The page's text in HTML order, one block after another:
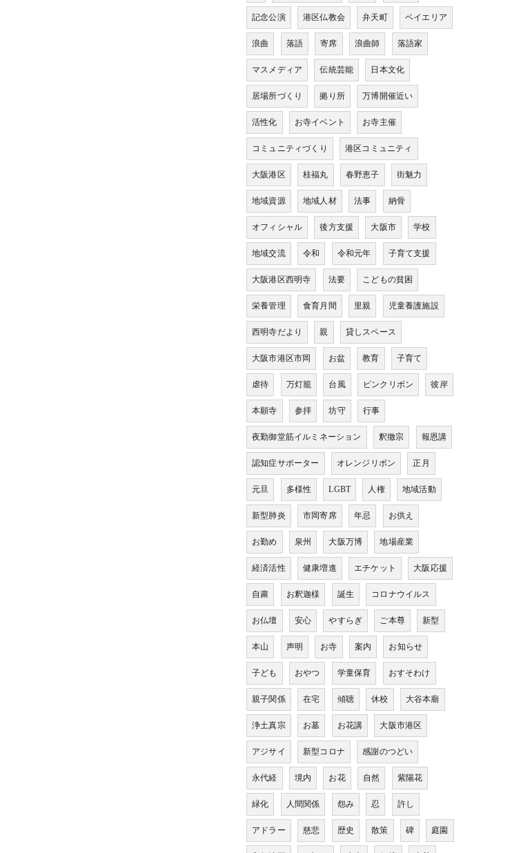
記念公演 港区仏教会 弁天町 ベイエリア
浪曲 落語 寄席 浪曲師 落語家
マスメディア 伝統芸能 日本文化
居場所づくり 拠り所 万博開催近い
活性化 お寺イベント お寺主催
コミュニティづくり 港区コミュニティ
大阪港区 桂福丸 春野恵子 街魅力
地域資源 地域人材 法事 納骨
オフィシャル 後方支援 大阪市 学校
地域交流 令和 令和元年 子育て支援
大阪港区西明寺 法要 こどもの貧困
栄養管理 食育月間 里親 児童養護施設
西明寺だより 親 貸しスペース
大阪市港区市岡 お盆 教育 子育て
虐待 万灯籠 台風 ピンクリボン 彼岸
本願寺 参拝 坊守 行事
夜勤御堂筋イルミネーション 釈徹宗 報恩講
認知症サポーター オレンジリボン 正月
元旦 多様性 LGBT 人権 地域活動
新型肺炎 市岡寄席 年忌 お供え
お勤め 泉州 大阪万博 地場産業
経済活性 健康増進 エチケット 大阪応援
自粛 お釈迦様 誕生 コロナウイルス
お仏壇 安心 やすらぎ ご本尊 新型
本山 声明 お寺 案内 お知らせ
子ども おやつ 学童保育 おすそわけ
親子関係 在宅 傾聴 休校 大谷本廟
浄土真宗 お墓 お花講 大阪市港区
アジサイ 新型コロナ 感謝のつどい
永代経 境内 お花 自然 紫陽花
緑化 人間関係 怨み 忍 許し
アドラー 慈悲 歴史 散策 碑 庭園